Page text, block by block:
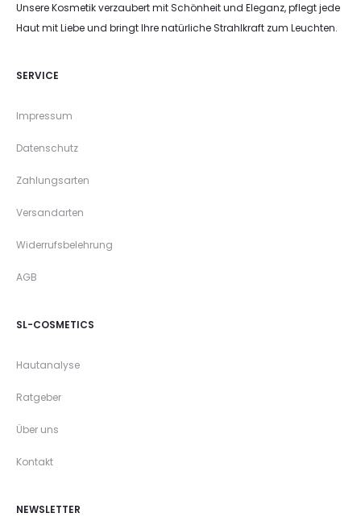
Unsere Kosmetik verzaubert mit Schönheit und Eleganz, pflegt jede
Haut mit Liebe und bringt Ihre natürliche Strahlkraft zum Leuchten.
SERVICE
Impressum
Datenschutz
Zahlungsarten
Versandarten
Widerrufsbelehrung
AGB
SL-COSMETICS
Hautanalyse
Ratgeber
Über uns
Kontakt
NEWSLETTER